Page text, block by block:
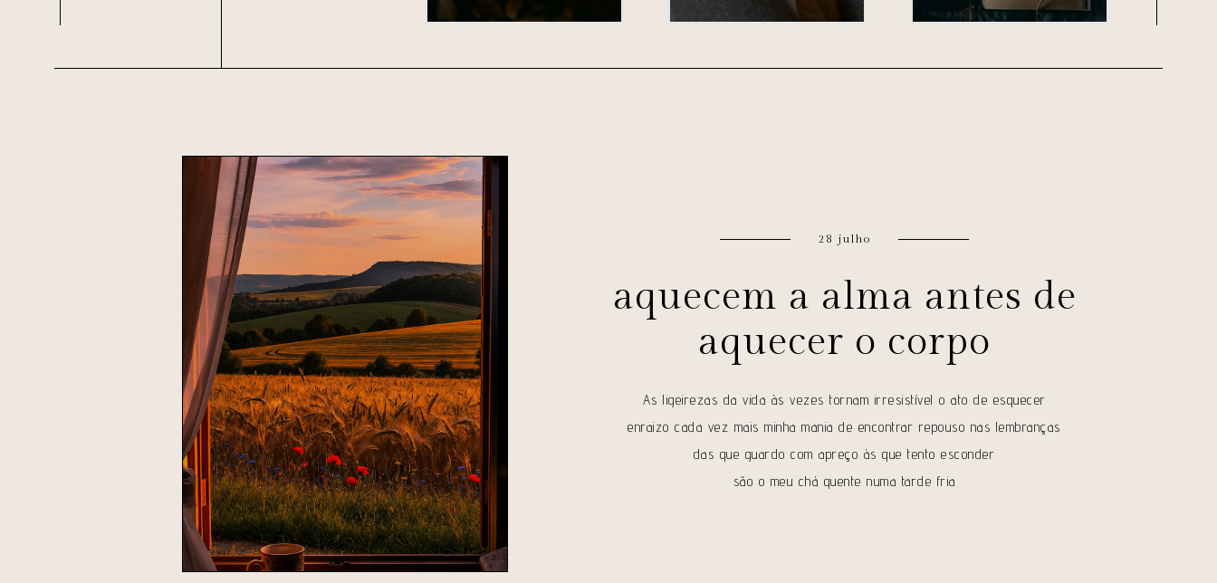
28 julho
aquecem a alma antes de
aquecer o corpo
As ligeirezas da vida às vezes tornam irresistível o ato de esquecer
enraizo cada vez mais minha mania de encontrar repouso nas lembranças
das que guardo com apreço às que tento esconder
são o meu chá quente numa tarde fria